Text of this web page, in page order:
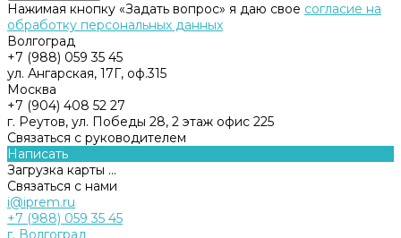
Нажимая кнопку «Задать вопрос» я даю свое согласие на
обработку персональных данных
Волгоград
+7 (988) 059 35 45
ул. Ангарская, 17Г, оф.315
Москва
+7 (904) 408 52 27
г. Реутов, ул. Победы 28, 2 этаж офис 225
Связаться с руководителем
Написать
Загрузка карты ...
Связаться с нами
i@iprem.ru
+7 (988) 059 35 45
г. Волгоград